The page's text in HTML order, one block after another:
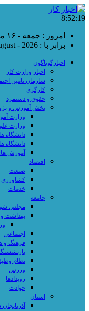
8:52:19
امروز : جمعه - ۱۶ مرداد - ۱۴۰۵
برابر با : Friday - 7 August - 2026
اخبارگوناگون
اخبار وزارت کار
سازمان تامین
کارگری
حقوق و دستمزد
بخش آموزش و
وزارت
وزارت
دانشگاه
دانشگاه
آموزش
اقتصاد
صنعت
کشاورزی
خدمات
جامعه
مجلس
بهداشت و
اجتماعی
فرهنگ و
نظام
ورزش
رویدادها
حوادث
استان